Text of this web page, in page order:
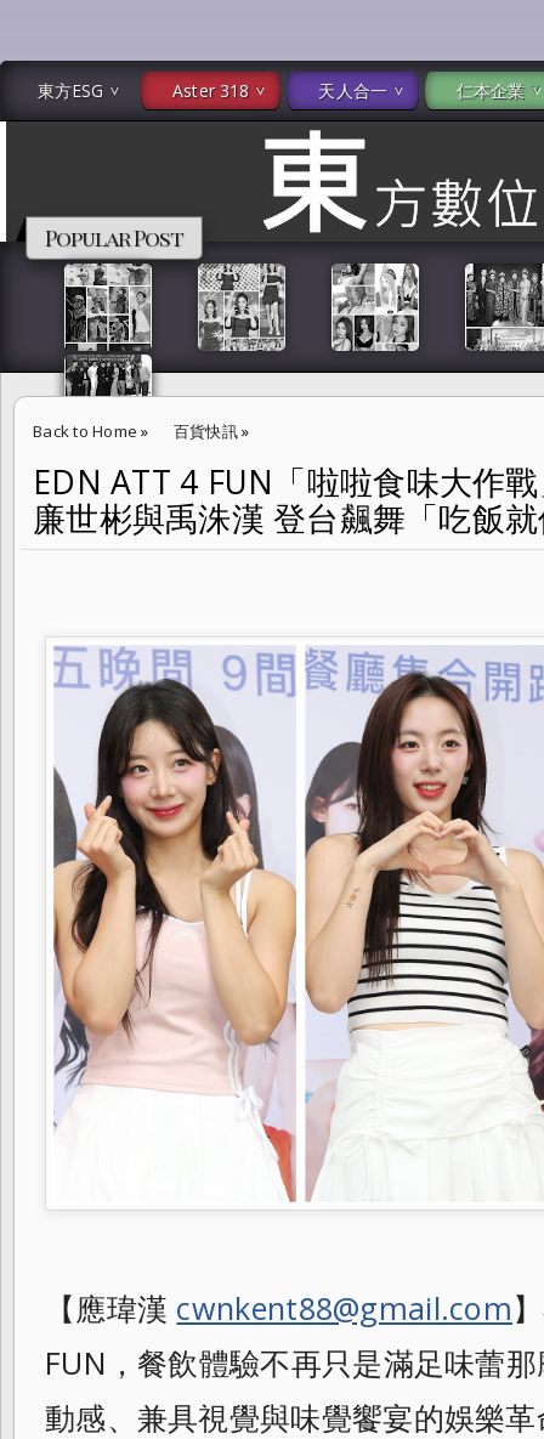
東方ESG Aster 318 天人合一 仁本企業
Popular Post
Back to Home » 百貨快訊»
EDN ATT 4 FUN「啦啦食味大作戰」韓星三本柱河智媛、廉世彬與禹洙
EDN ATT 4 FUN「啦啦食味大作
廉世彬與禹洙漢 登台飆舞「吃飯
【應瑋漢 cwnkent88@gmail.com
FUN，餐飲體驗不再只是滿足味蕾
動感、兼具視覺與味覺饗宴的娛樂